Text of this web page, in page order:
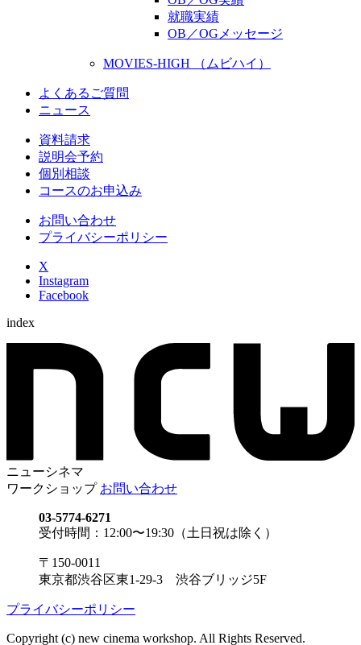
就職実績
OB／OGメッセージ
MOVIES-HIGH （ムビハイ）
よくあるご質問
ニュース
資料請求
説明会予約
個別相談
コースのお申込み
お問い合わせ
プライバシーポリシー
X
Instagram
Facebook
index
ニューシネマ
ワークショップ お問い合わせ
03-5774-6271
受付時間：12:00〜19:30（土日祝は除く）
〒150-0011
東京都渋谷区東1-29-3 渋谷ブリッジ5F
プライバシーポリシー
Copyright (c) new cinema workshop. All Rights Reserved.